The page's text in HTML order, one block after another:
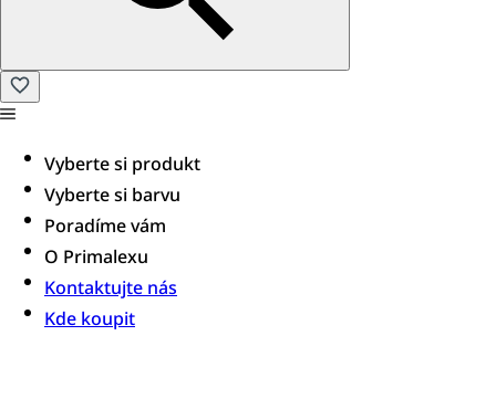
Vyberte si produkt
Vyberte si barvu
Poradíme vám​
O Primalexu
Kontaktujte nás
Kde koupit